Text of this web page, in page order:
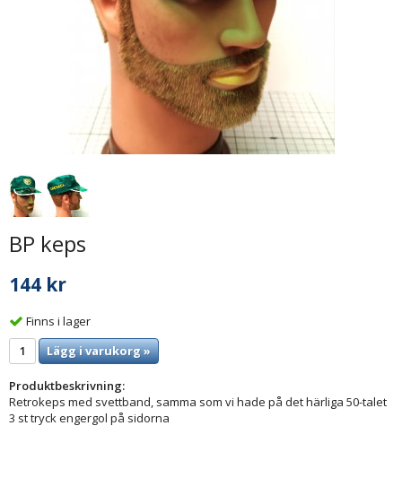
BP keps
144 kr
Finns i lager
Lägg i varukorg »
Produktbeskrivning:
Retrokeps med svettband, samma som vi hade på det härliga 50-talet
3 st tryck engergol på sidorna